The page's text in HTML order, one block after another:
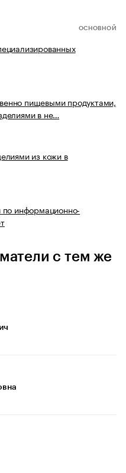
ОСНОВНОЙ
пищевыми продуктами,
в не…
из кожи в
по информационно-
с тем же